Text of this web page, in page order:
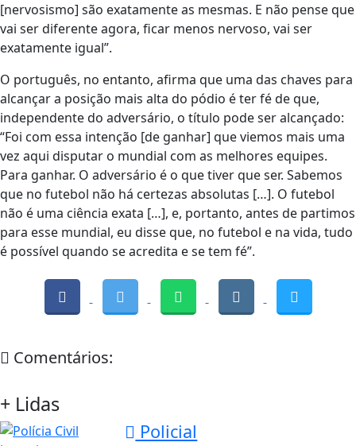
[nervosismo] são exatamente as mesmas. E não pense que
vai ser diferente agora, ficar menos nervoso, vai ser
exatamente igual”.
O português, no entanto, afirma que uma das chaves para
alcançar a posição mais alta do pódio é ter fé de que,
independente do adversário, o título pode ser alcançado:
“Foi com essa intenção [de ganhar] que viemos mais uma
vez aqui disputar o mundial com as melhores equipes.
Para ganhar. O adversário é o que tiver que ser. Sabemos
que no futebol não há certezas absolutas […]. O futebol
não é uma ciência exata […], e, portanto, antes de partimos
para esse mundial, eu disse que, no futebol e na vida, tudo
é possível quando se acredita e se tem fé”.
Comentários:
+ Lidas
Policial